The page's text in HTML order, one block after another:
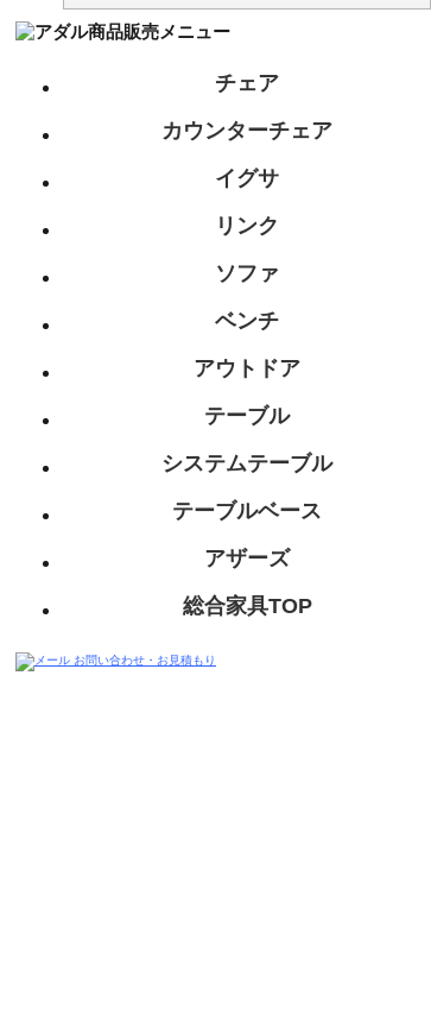
チェア
カウンターチェア
イグサ
リンク
ソファ
ベンチ
アウトドア
テーブル
システムテーブル
テーブルベース
アザーズ
総合家具TOP